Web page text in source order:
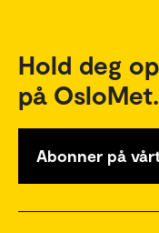
Hold deg
på OsloMet.
Abonner på